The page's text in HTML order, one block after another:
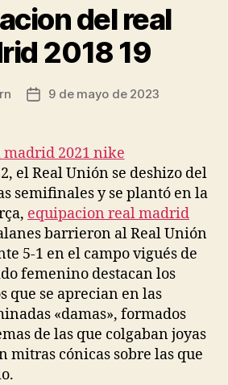
del real
2018 19
Fecha
entrada
9 de mayo de 2023
el Real Unión se deshizo del
semifinales y se plantó en la
equipacion real madrid
barrieron al Real Unión
5-1 en el campo vigués de
femenino destacan los
que se aprecian en las
«damas», formados
de las que colgaban joyas
mitras cónicas sobre las que